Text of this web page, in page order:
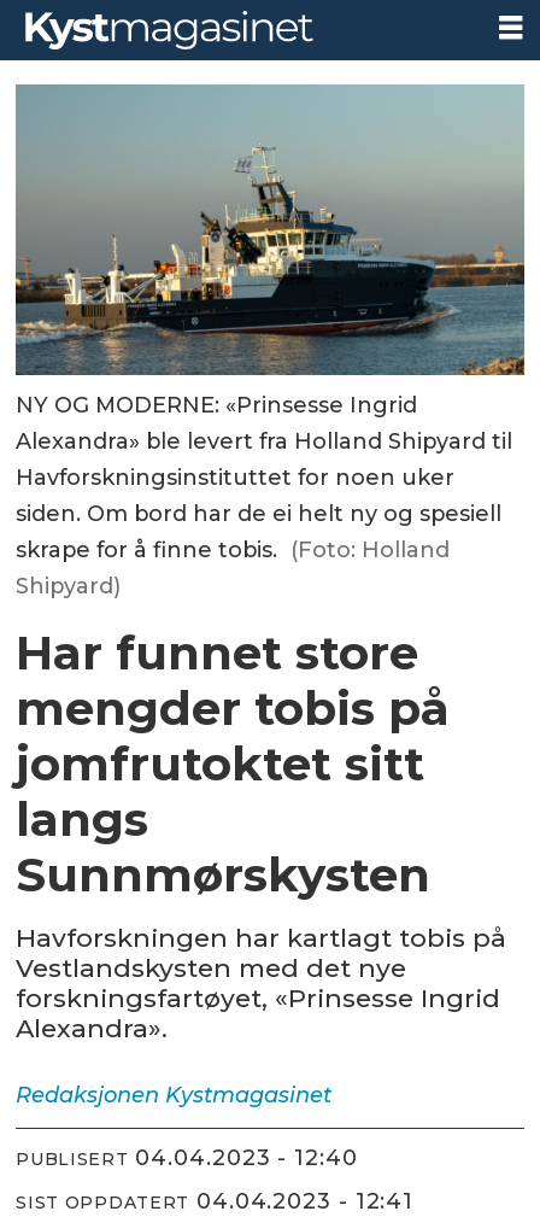
NY OG MODERNE: «Prinsesse Ingrid
Alexandra» ble levert fra Holland Shipyard til
Havforskningsinstituttet for noen uker
siden. Om bord har de ei helt ny og spesiell
skrape for å finne tobis. (Foto: Holland
Shipyard)
Har funnet store
mengder tobis på
jomfrutoktet sitt
langs
Sunnmørskysten
Havforskningen har kartlagt tobis på
Vestlandskysten med det nye
forskningsfartøyet, «Prinsesse Ingrid
Alexandra».
Redaksjonen Kystmagasinet
PUBLISERT 04.04.2023 - 12:40
SIST OPPDATERT 04.04.2023 - 12:41